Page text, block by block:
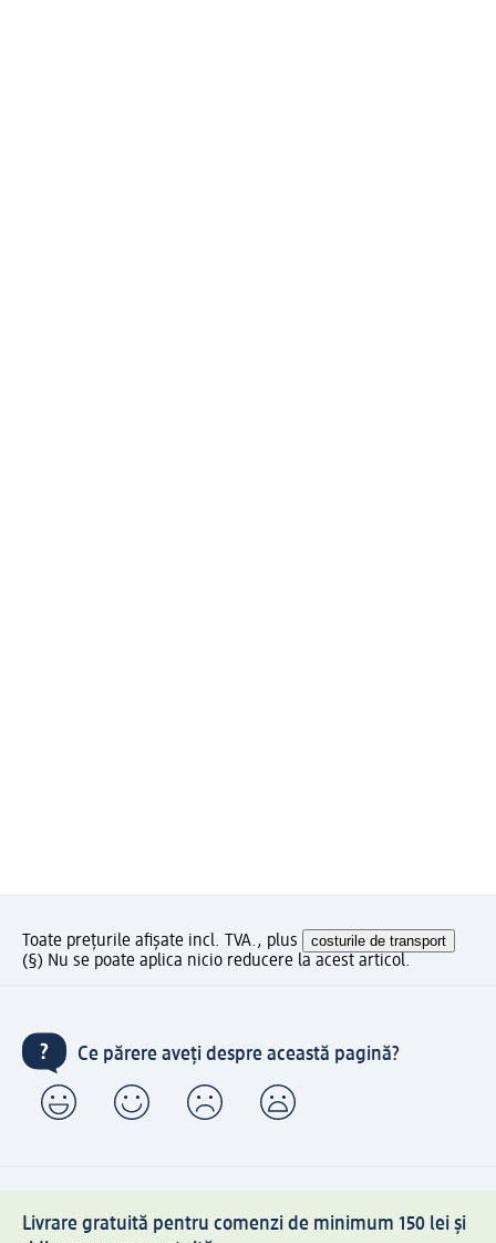
Toate prețurile afișate incl. TVA., plus costurile de transport
(§) Nu se poate aplica nicio reducere la acest articol.
Ce părere aveți despre această pagină?
Livrare gratuită pentru comenzi de minimum 150 lei și